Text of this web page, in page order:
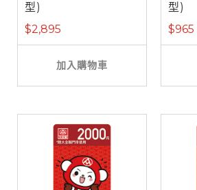
型)
$2,895
加入購物車
型)
$965